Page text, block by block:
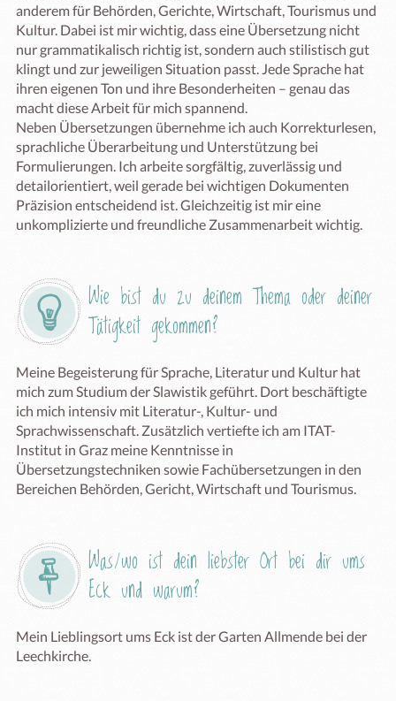
anderem für Behörden, Gerichte, Wirtschaft, Tourismus und
Kultur. Dabei ist mir wichtig, dass eine Übersetzung nicht
nur grammatikalisch richtig ist, sondern auch stilistisch gut
klingt und zur jeweiligen Situation passt. Jede Sprache hat
ihren eigenen Ton und ihre Besonderheiten – genau das
macht diese Arbeit für mich spannend.
Neben Übersetzungen übernehme ich auch Korrekturlesen,
sprachliche Überarbeitung und Unterstützung bei
Formulierungen. Ich arbeite sorgfältig, zuverlässig und
detailorientiert, weil gerade bei wichtigen Dokumenten
Präzision entscheidend ist. Gleichzeitig ist mir eine
unkomplizierte und freundliche Zusammenarbeit wichtig.
Wie bist du zu deinem Thema oder deiner
Tätigkeit gekommen?
Meine Begeisterung für Sprache, Literatur und Kultur hat
mich zum Studium der Slawistik geführt. Dort beschäftigte
ich mich intensiv mit Literatur-, Kultur- und
Sprachwissenschaft. Zusätzlich vertiefte ich am ITAT-
Institut in Graz meine Kenntnisse in
Übersetzungstechniken sowie Fachübersetzungen in den
Bereichen Behörden, Gericht, Wirtschaft und Tourismus.
Was/wo ist dein liebster Ort bei dir ums
Eck und warum?
Mein Lieblingsort ums Eck ist der Garten Allmende bei der
Leechkirche.